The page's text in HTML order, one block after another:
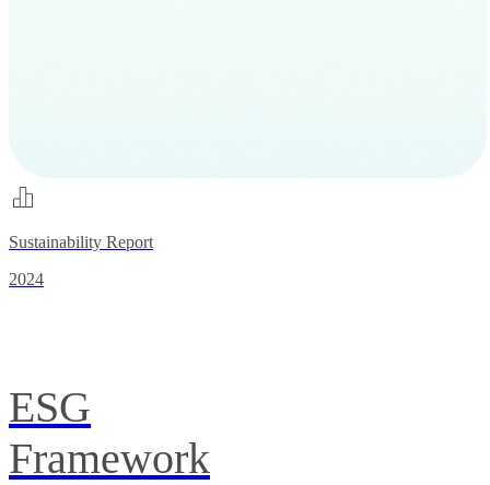
Sustainability Report
2024
ESG
Framework